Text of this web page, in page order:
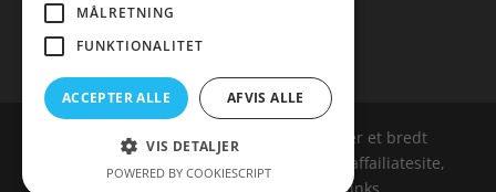
Malawigruppen.dk er siden, der samler et bredt
udvalg af spændende varer. Siden er et affailiatesite,
og nogle links kan være affialitelinks.
MÅLRETNING
FUNKTIONALITET
ACCEPTER ALLE AFVIS ALLE
VIS DETALJER
POWERED BY COOKIESCRIPT